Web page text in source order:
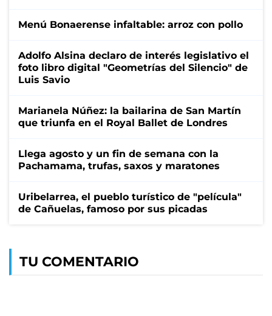
Menú Bonaerense infaltable: arroz con pollo
Adolfo Alsina declaro de interés legislativo el
foto libro digital "Geometrías del Silencio" de
Luis Savio
Marianela Núñez: la bailarina de San Martín
que triunfa en el Royal Ballet de Londres
Llega agosto y un fin de semana con la
Pachamama, trufas, saxos y maratones
Uribelarrea, el pueblo turístico de "película"
de Cañuelas, famoso por sus picadas
TU COMENTARIO